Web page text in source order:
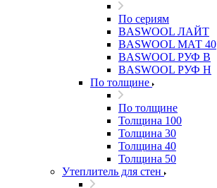
По сериям
BASWOOL ЛАЙТ
BASWOOL МАТ 40
BASWOOL РУФ В
BASWOOL РУФ Н
По толщине
По толщине
Толщина 100
Толщина 30
Толщина 40
Толщина 50
Утеплитель для стен